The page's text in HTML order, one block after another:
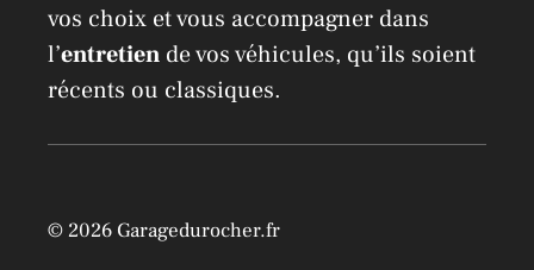
vos choix et vous accompagner dans
l’entretien de vos véhicules, qu’ils soient
récents ou classiques.
© 2026 Garagedurocher.fr